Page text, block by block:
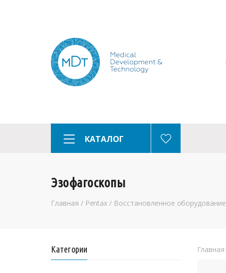
КАТАЛОГ
Эзофагоскопы
Главная / Pentax / Восстановленное оборудование
Категории Главная